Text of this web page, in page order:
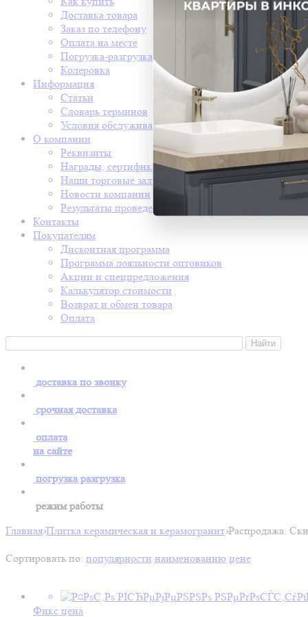
Доставка товара
Заказ по телефону
Оплата на месте
Погрузка-разгрузка
Колеровка
Информация
Статьи
Словарь терминов
Условия обслуживания
О компании
Реквизиты
Награды, сертификаты
Наши торговые залы
Новости компании
Результаты проведения СОУТ
Контакты
Покупателям
Дисконтная программа
Программа лояльности оптовиков
Акции и спецпредложения
Калькулятор стоимости
Возврат и обмен товара
Оплата
доставка по звонку
срочная доставка
оплата
на сайте
погрузка разгрузка
режим работы
Главная›Плитка керамическая и керамогранит›Распродажа.
Сортировать по: популярности наименованию цене
Фикс цена